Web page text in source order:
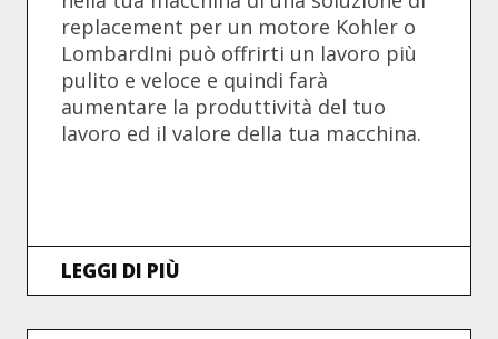
replacement per un motore Kohler o
LombardIni può offrirti un lavoro più
pulito e veloce e quindi farà
aumentare la produttività del tuo
lavoro ed il valore della tua macchina.
LEGGI DI PIÙ